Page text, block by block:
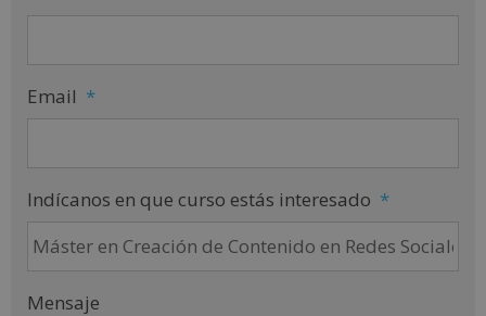
Email *
Indícanos en que curso estás interesado *
Mensaje